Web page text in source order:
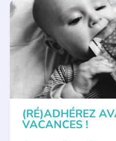
APPEL À SOUTIEN
(RÉ)ADHÉREZ
VACANCES !